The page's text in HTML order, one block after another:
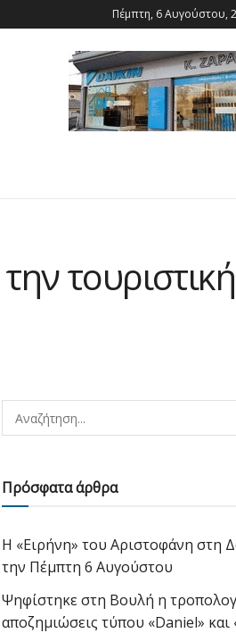
Πέμπτη, 6 Αυγούστου,
τουριστική
Πρόσφατα άρθρα
Η «Ειρήνη» του Αριστοφάνη στη
την Πέμπτη 6 Αυγούστου
Ψηφίστηκε στη Βουλή η
αποζημιώσεις τύπου «Daniel» και